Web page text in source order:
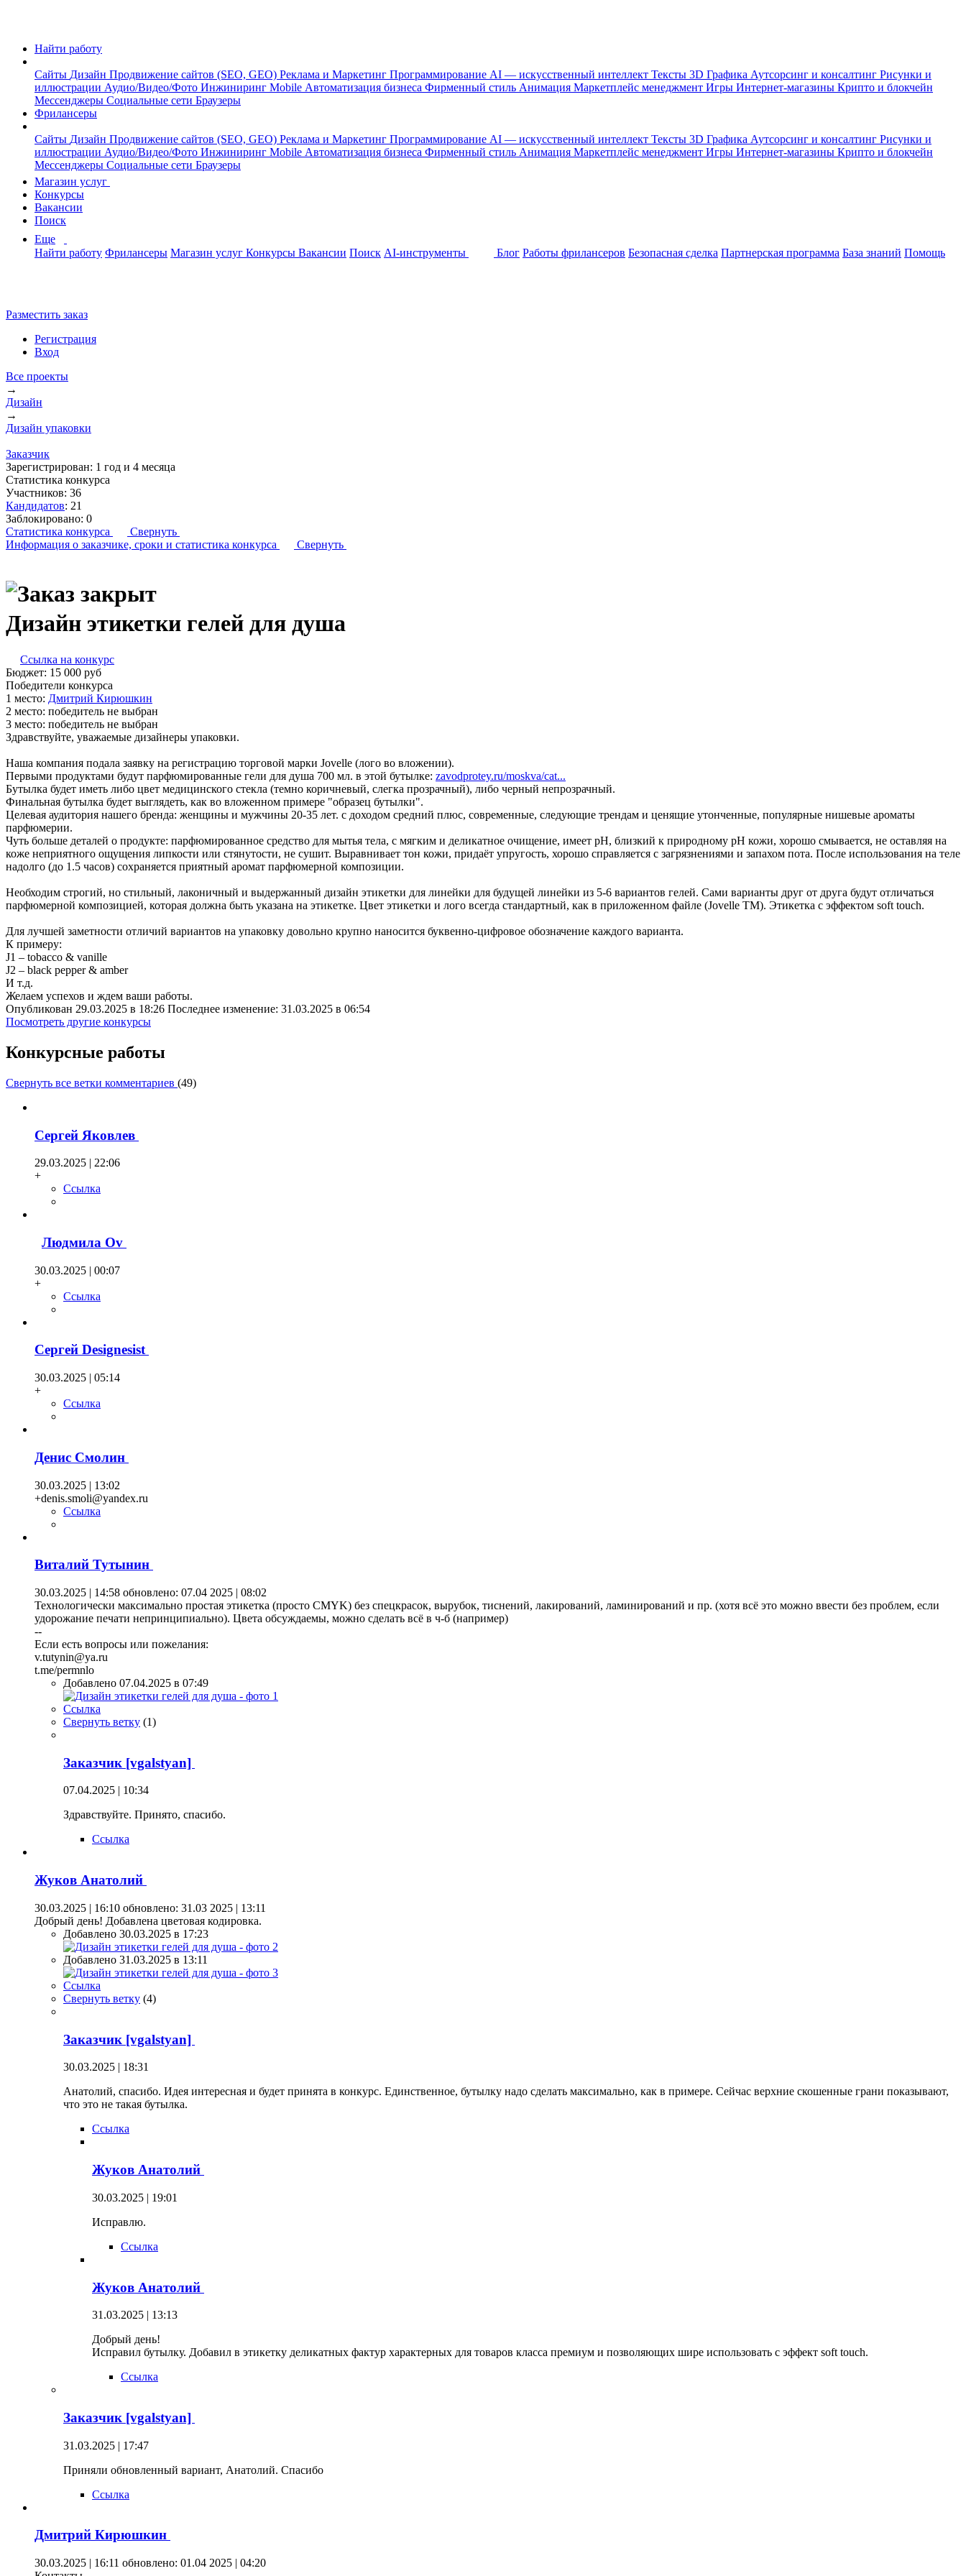
Найти работу
Сайты Дизайн Продвижение сайтов (SEO, GEO) Реклама и Маркетинг Программирование AI — искусственный интеллект Тексты 3D Графика Аутсорсинг и консалтинг Рисунки и
иллюстрации Аудио/Видео/Фото Инжиниринг Mobile Автоматизация бизнеса Фирменный стиль Анимация Маркетплейс менеджмент Игры Интернет-магазины Крипто и блокчейн
Мессенджеры Социальные сети Браузеры
Фрилансеры
Сайты Дизайн Продвижение сайтов (SEO, GEO) Реклама и Маркетинг Программирование AI — искусственный интеллект Тексты 3D Графика Аутсорсинг и консалтинг Рисунки и
иллюстрации Аудио/Видео/Фото Инжиниринг Mobile Автоматизация бизнеса Фирменный стиль Анимация Маркетплейс менеджмент Игры Интернет-магазины Крипто и блокчейн
Мессенджеры Социальные сети Браузеры
Магазин услуг
Конкурсы
Вакансии
Поиск
Еще
Найти работу Фрилансеры Магазин услуг Конкурсы Вакансии Поиск AI-инструменты Блог Работы фрилансеров Безопасная сделка Партнерская программа База знаний Помощь
Разместить заказ
Регистрация
Вход
Все проекты
→
Дизайн
→
Дизайн упаковки
Заказчик
Зарегистрирован: 1 год и 4 месяца
Статистика конкурса
Участников: 36
Кандидатов: 21
Заблокировано: 0
Статистика конкурса
Свернуть
Информация о заказчике, сроки и статистика конкурса Свернуть
Дизайн этикетки гелей для душа
Ссылка на конкурс
Бюджет: 15 000 руб
Победители конкурса
1 место: Д­мит­рий Ки­рюш­кин
2 место: победитель не выбран
3 место: победитель не выбран
Здравствуйте, уважаемые дизайнеры упаковки.
Наша компания подала заявку на регистрацию торговой марки Jovelle (лого во вложении).
Первыми продуктами будут парфюмированные гели для душа 700 мл. в этой бутылке: zavodprotey.ru/moskva/cat...
Бутылка будет иметь либо цвет медицинского стекла (темно коричневый, слегка прозрачный), либо черный непрозрачный.
Финальная бутылка будет выглядеть, как во вложенном примере "образец бутылки".
Целевая аудитория нашего бренда: женщины и мужчины 20-35 лет. с доходом средний плюс, современные, следующие трендам и ценящие утонченные, популярные нишевые ароматы
парфюмерии.
Чуть больше деталей о продукте: парфюмированное средство для мытья тела, с мягким и деликатное очищение, имеет pH, близкий к природному pH кожи, хорошо смывается, не оставляя на
коже неприятного ощущения липкости или стянутости, не сушит. Выравнивает тон кожи, придаёт упругость, хорошо справляется с загрязнениями и запахом пота. После использования на теле
надолго (до 1.5 часов) сохраняется приятный аромат парфюмерной композиции.
Необходим строгий, но стильный, лаконичный и выдержанный дизайн этикетки для линейки для будущей линейки из 5-6 вариантов гелей. Сами варианты друг от друга будут отличаться
парфюмерной композицией, которая должна быть указана на этикетке. Цвет этикетки и лого всегда стандартный, как в приложенном файле (Jovelle TM). Этикетка с эффектом soft touch.
Для лучшей заметности отличий вариантов на упаковку довольно крупно наносится буквенно-цифровое обозначение каждого варианта.
К примеру:
J1 – tobacco & vanille
J2 – black pepper & amber
И т.д.
Желаем успехов и ждем ваши работы.
Опубликован 29.03.2025 в 18:26 Последнее изменение: 31.03.2025 в 06:54
Посмотреть другие конкурсы
Конкурсные работы
Свернуть все ветки комментариев (49)
Сергей Яковлев
29.03.2025 | 22:06
+
Ссылка
Людмила Оv
30.03.2025 | 00:07
+
Ссылка
Сергей Designesist
30.03.2025 | 05:14
+
Ссылка
Денис Смолин
30.03.2025 | 13:02
+denis.smoli@yandex.ru
Ссылка
Виталий Тутынин
30.03.2025 | 14:58 обновлено: 07.04 2025 | 08:02
Технологически максимально простая этикетка (просто CMYK) без спецкрасок, вырубок, тиснений, лакирований, ламинирований и пр. (хотя всё это можно ввести без проблем, если
удорожание печати непринципиально). Цвета обсуждаемы, можно сделать всё в ч-б (например)
--
Если есть вопросы или пожелания:
v.tutynin@ya.ru
t.me/permnlo
Добавлено 07.04.2025 в 07:49
Ссылка
Свернуть ветку (1)
Заказчик [vgalstyan]
07.04.2025 | 10:34
Здравствуйте. Принято, спасибо.
Ссылка
Жуков Анатолий
30.03.2025 | 16:10 обновлено: 31.03 2025 | 13:11
Добрый день! Добавлена цветовая кодировка.
Добавлено 30.03.2025 в 17:23
Добавлено 31.03.2025 в 13:11
Ссылка
Свернуть ветку (4)
Заказчик [vgalstyan]
30.03.2025 | 18:31
Анатолий, спасибо. Идея интересная и будет принята в конкурс. Единственное, бутылку надо сделать максимально, как в примере. Сейчас верхние скошенные грани показывают,
что это не такая бутылка.
Ссылка
Жуков Анатолий
30.03.2025 | 19:01
Исправлю.
Ссылка
Жуков Анатолий
31.03.2025 | 13:13
Добрый день!
Исправил бутылку. Добавил в этикетку деликатных фактур характерных для товаров класса премиум и позволяющих шире использовать с эффект soft touch.
Ссылка
Заказчик [vgalstyan]
31.03.2025 | 17:47
Приняли обновленный вариант, Анатолий. Спасибо
Ссылка
Дмитрий Кирюшкин
30.03.2025 | 16:11 обновлено: 01.04 2025 | 04:20